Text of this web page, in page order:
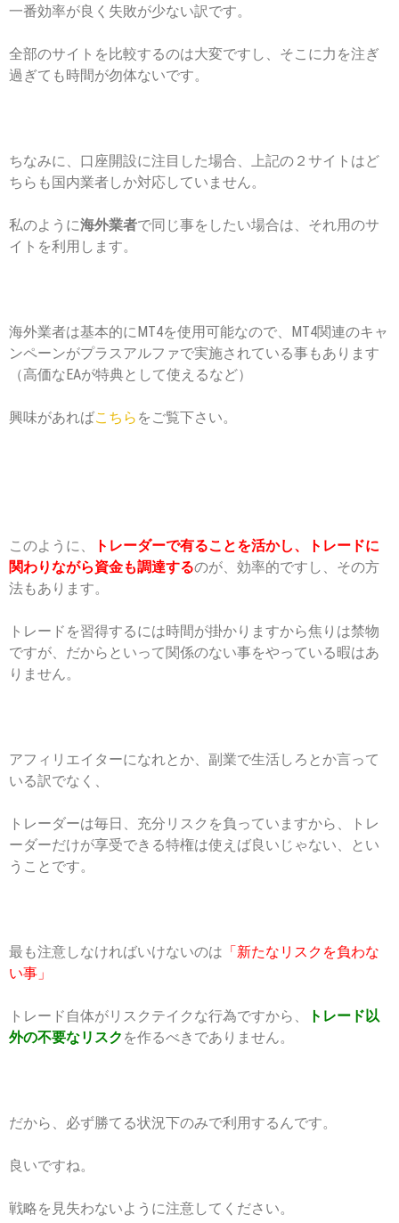
一番効率が良く失敗が少ない訳です。
全部のサイトを比較するのは大変ですし、そこに力を注ぎ
過ぎても時間が勿体ないです。
ちなみに、口座開設に注目した場合、上記の２サイトはど
ちらも国内業者しか対応していません。
私のように海外業者で同じ事をしたい場合は、それ用のサ
イトを利用します。
海外業者は基本的にMT4を使用可能なので、MT4関連のキャ
ンペーンがプラスアルファで実施されている事もあります
（高価なEAが特典として使えるなど）
興味があればこちら をご覧下さい。
このように、
トレーダーで有ることを活かし、トレードに
関わりながら資金も調達するのが、効率的ですし、その方
法もあります。
トレードを習得するには時間が掛かりますから焦りは禁物
ですが、だからといって関係のない事をやっている暇はあ
りません。
アフィリエイターになれとか、副業で生活しろとか言って
いる訳でなく、
トレーダーは毎日、充分リスクを負っていますから、トレ
ーダーだけが享受できる特権は使えば良いじゃない、とい
うことです。
最も注意しなければいけないのは 「新たなリスクを負わな
い事」
トレード自体がリスクテイクな行為ですから、
トレード以
外の不要なリスク を作るべきでありません。
だから、必ず勝てる状況下のみで利用するんです。
良いですね。
戦略を見失わないように注意してください。